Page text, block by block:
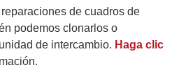
de cuadros de
podemos clonarlos o
de intercambio. Haga clic